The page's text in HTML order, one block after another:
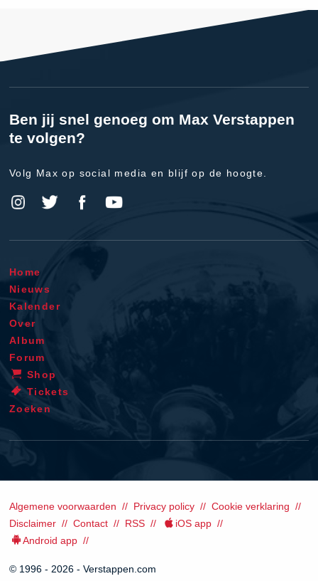
Ben jij snel genoeg om Max Verstappen
te volgen?
Volg Max op social media en blijf op de hoogte.
Home
Nieuws
Kalender
Over
Album
Forum
Shop
Tickets
Zoeken
Algemene voorwaarden Privacy policy
Cookie verklaring
Disclaimer
Contact RSS
iOS app
Android app
© 1996 - 2026 - Verstappen.com